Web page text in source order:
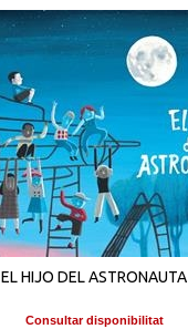
EL HIJO DEL ASTRONAUTA
Consultar disponibilitat